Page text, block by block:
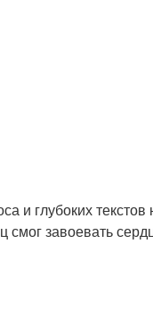
и глубоких текстов
завоевать